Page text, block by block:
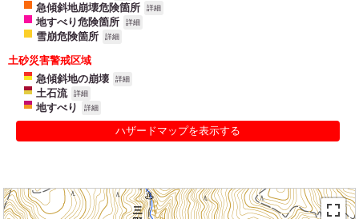
急傾斜地崩壊危険箇所 詳細
地すべり危険箇所 詳細
雪崩危険箇所 詳細
土砂災害警戒区域
急傾斜地の崩壊
詳細
土石流 詳細
地すべり 詳細
ハザードマップを表示する